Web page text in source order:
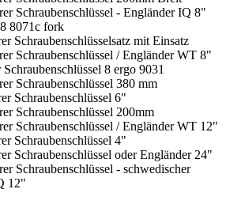
Schraubenschlüssel - Engländer IQ 8"
8071c fork
Schraubenschlüsselsatz mit Einsatz
Schraubenschlüssel / Engländer WT 8"
8 ergo 9031
Schraubenschlüssel 380 mm
Schraubenschlüssel 6"
Schraubenschlüssel 200mm
Schraubenschlüssel / Engländer WT 12"
Schraubenschlüssel 4"
Schraubenschlüssel oder Engländer 24"
Schraubenschlüssel - schwedischer
12"